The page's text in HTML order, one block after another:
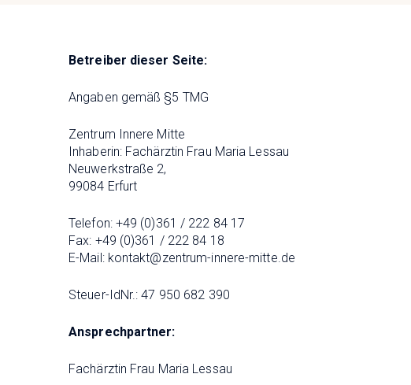
Betreiber dieser Seite:
Angaben gemäß §5 TMG
Zentrum Innere Mitte
Inhaberin: Fachärztin Frau Maria Lessau
Neuwerkstraße 2,
99084 Erfurt
Telefon: +49 (0)361 / 222 84 17
Fax: +49 (0)361 / 222 84 18
E-Mail: kontakt@zentrum-innere-mitte.de
Steuer-IdNr.: 47 950 682 390
Ansprechpartner:
Fachärztin Frau Maria Lessau